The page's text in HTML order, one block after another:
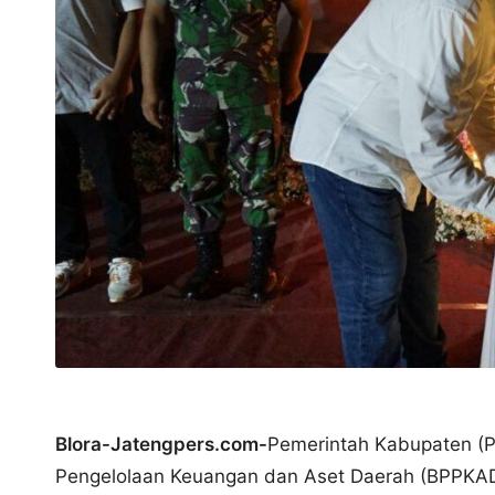
s
Blora-Jatengpers.com-Pemerintah Kabupaten
Pengelolaan Keuangan dan Aset Daerah